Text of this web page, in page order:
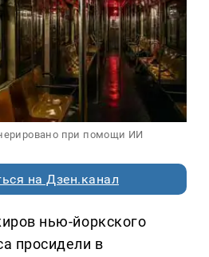
при помощи ИИ
на Дзен.канал
нью-йоркского
просидели в